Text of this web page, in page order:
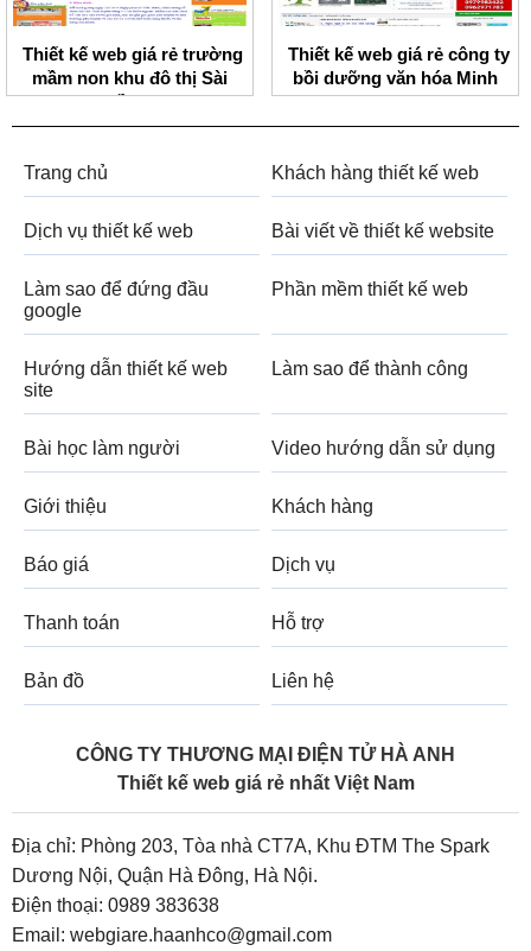
Thiết kế web giá rẻ trường
mầm non khu đô thị Sài
Đồng
Thiết kế web giá rẻ công ty
bồi dưỡng văn hóa Minh
Minh
Trang chủ Khách hàng thiết kế web
Dịch vụ thiết kế web Bài viết về thiết kế website
Làm sao để đứng đầu
google
Phần mềm thiết kế web
Hướng dẫn thiết kế web
site
Làm sao để thành công
Bài học làm người Video hướng dẫn sử dụng
Giới thiệu Khách hàng
Báo giá Dịch vụ
Thanh toán Hỗ trợ
Bản đồ Liên hệ
CÔNG TY THƯƠNG MẠI ĐIỆN TỬ HÀ ANH
Thiết kế web giá rẻ nhất Việt Nam
Địa chỉ: Phòng 203, Tòa nhà CT7A, Khu ĐTM The Spark
Dương Nội, Quận Hà Đông, Hà Nội.
Điện thoại: 0989 383638
Email: webgiare.haanhco@gmail.com